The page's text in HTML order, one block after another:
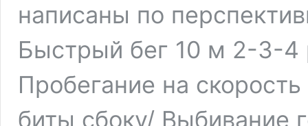
написаны по
Быстрый бег 10 м 2-3-4
Пробегание на
биты сбоку/ Выбивание